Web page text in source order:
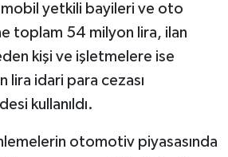
yetkili bayileri ve oto
toplam 54 milyon lira, ilan
eden kişi ve işletmelere ise
lira idari para cezası
kullanıldı.
otomotiv piyasasında